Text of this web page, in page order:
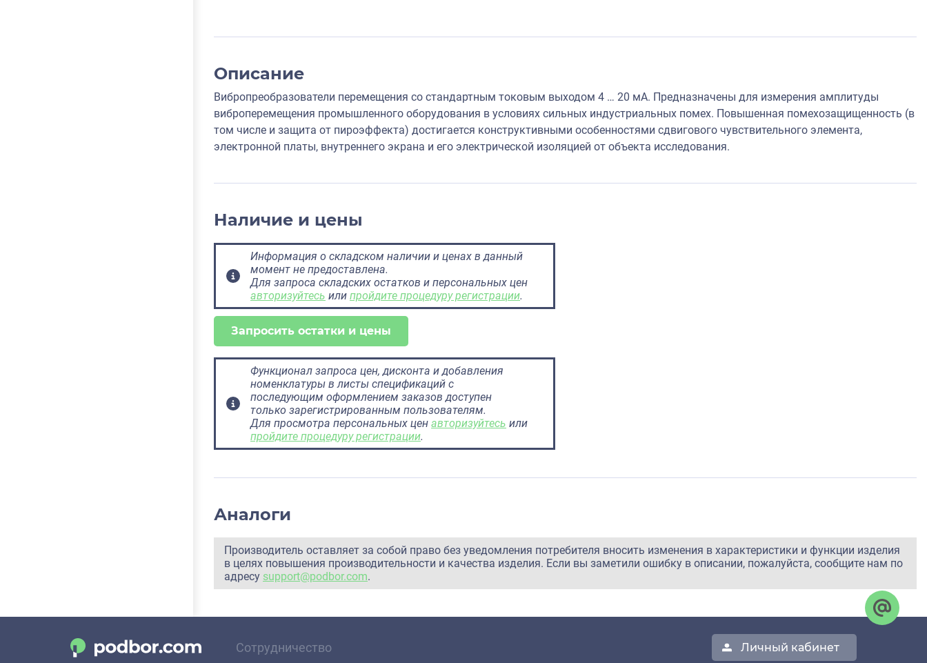
Описание
Вибропреобразователи перемещения со стандартным токовым выходом 4 … 20 мА. Предназначены для измерения амплитуды
виброперемещения промышленного оборудования в условиях сильных индустриальных помех. Повышенная помехозащищенность (в
том числе и защита от пироэффекта) достигается конструктивными особенностями сдвигового чувствительного элемента,
электронной платы, внутреннего экрана и его электрической изоляцией от объекта исследования.
Наличие и цены
Информация о складском наличии и ценах в данный
момент не предоставлена.
Для запроса складских остатков и персональных цен
авторизуйтесь или пройдите процедуру регистрации.
Запросить остатки и цены
Функционал запроса цен, дисконта и добавления
номенклатуры в листы спецификаций с
последующим оформлением заказов доступен
только зарегистрированным пользователям.
Для просмотра персональных цен авторизуйтесь или
пройдите процедуру регистрации.
Аналоги
Производитель оставляет за собой право без уведомления потребителя вносить изменения в характеристики и функции изделия
в целях повышения производительности и качества изделия. Если вы заметили ошибку в описании, пожалуйста, сообщите нам по
адресу support@podbor.com.
Сотрудничество Личный кабинет